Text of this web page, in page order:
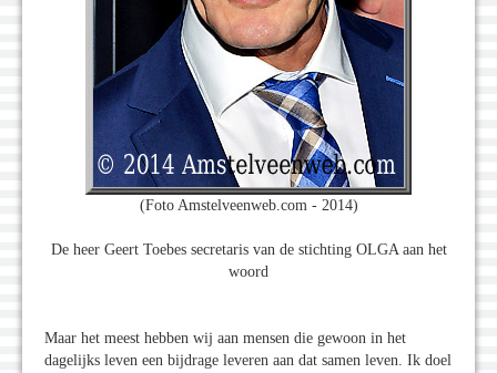
(Foto Amstelveenweb.com - 2014)
De heer Geert Toebes secretaris van de stichting OLGA aan het
woord
Maar het meest hebben wij aan mensen die gewoon in het
dagelijks leven een bijdrage leveren aan dat samen leven. Ik doel